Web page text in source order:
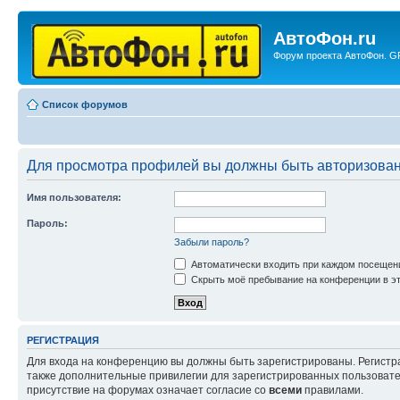
АвтоФон.ru
Форум проекта АвтоФон.
Список форумов
Для просмотра профилей вы должны быть
Имя пользователя:
Пароль:
Забыли пароль?
Автоматически входить при каждом
Скрыть моё пребывание на конференции в
РЕГИСТРАЦИЯ
Для входа на конференцию вы должны быть зарегистрированы.
также дополнительные привилегии для зарегистрированных
присутствие на форумах означает согласие со всеми правилами.